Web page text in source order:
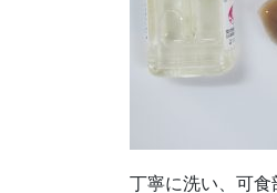
丁寧に洗い、可食